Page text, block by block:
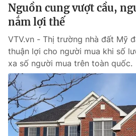
Chuyên mục khác
Emagazine
Photo
Video
VTV Money VTV
Nguồn cung vượt cầu,
nắm lợi thế
VTV.vn - Thị trường nhà đất Mỹ
thuận lợi cho người mua khi số
xa số người mua trên toàn quốc.